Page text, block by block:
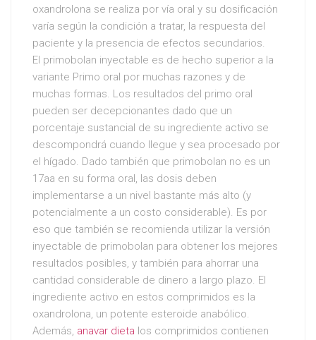
oxandrolona se realiza por vía oral y su dosificación
varía según la condición a tratar, la respuesta del
paciente y la presencia de efectos secundarios.
El primobolan inyectable es de hecho superior a la
variante Primo oral por muchas razones y de
muchas formas. Los resultados del primo oral
pueden ser decepcionantes dado que un
porcentaje sustancial de su ingrediente activo se
descompondrá cuando llegue y sea procesado por
el hígado. Dado también que primobolan no es un
17aa en su forma oral, las dosis deben
implementarse a un nivel bastante más alto (y
potencialmente a un costo considerable). Es por
eso que también se recomienda utilizar la versión
inyectable de primobolan para obtener los mejores
resultados posibles, y también para ahorrar una
cantidad considerable de dinero a largo plazo. El
ingrediente activo en estos comprimidos es la
oxandrolona, un potente esteroide anabólico.
Además, anavar dieta los comprimidos contienen